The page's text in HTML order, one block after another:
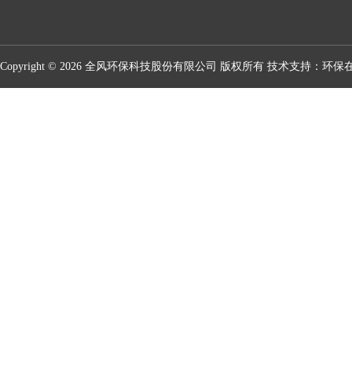
Copyright © 2026 全风环保科技股份有限公司 版权所有 技术支持： 环保